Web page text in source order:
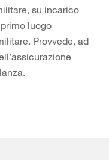
su incarico
luogo
Provvede, ad